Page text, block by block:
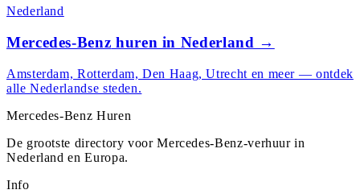
Nederland
Mercedes-Benz huren in Nederland →
Amsterdam, Rotterdam, Den Haag, Utrecht en meer — ontdek
alle Nederlandse steden.
Mercedes-Benz Huren
De grootste directory voor Mercedes-Benz-verhuur in
Nederland en Europa.
Info